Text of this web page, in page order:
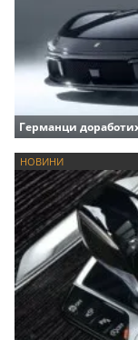
Германци
НОВИНИ